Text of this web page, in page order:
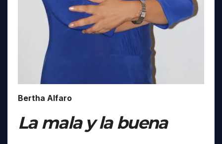
Bertha Alfaro
La mala y la buena